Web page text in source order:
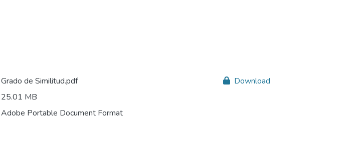
Grado de Similitud.pdf
25.01 MB
Adobe Portable Document Format
Download